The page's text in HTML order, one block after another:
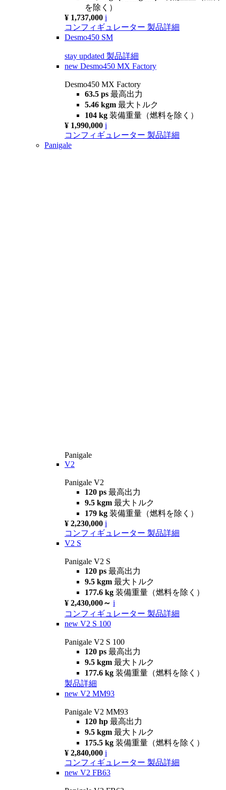
を除く）
¥ 1,737,000 i
コンフィギュレーター 製品詳細
Desmo450 SM
stay updated 製品詳細
new Desmo450 MX Factory
Desmo450 MX Factory
63.5 ps 最高出力
5.46 kgm 最大トルク
104 kg 装備重量（燃料を除く）
¥ 1,990,000 i
コンフィギュレーター 製品詳細
Panigale
Panigale
V2
Panigale V2
120 ps 最高出力
9.5 kgm 最大トルク
179 kg 装備重量（燃料を除く）
¥ 2,230,000 i
コンフィギュレーター 製品詳細
V2 S
Panigale V2 S
120 ps 最高出力
9.5 kgm 最大トルク
177.6 kg 装備重量（燃料を除く）
¥ 2,430,000～ i
コンフィギュレーター 製品詳細
new V2 S 100
Panigale V2 S 100
120 ps 最高出力
9.5 kgm 最大トルク
177.6 kg 装備重量（燃料を除く）
製品詳細
new V2 MM93
Panigale V2 MM93
120 hp 最高出力
9.5 kgm 最大トルク
175.5 kg 装備重量（燃料を除く）
¥ 2,840,000 i
コンフィギュレーター 製品詳細
new V2 FB63